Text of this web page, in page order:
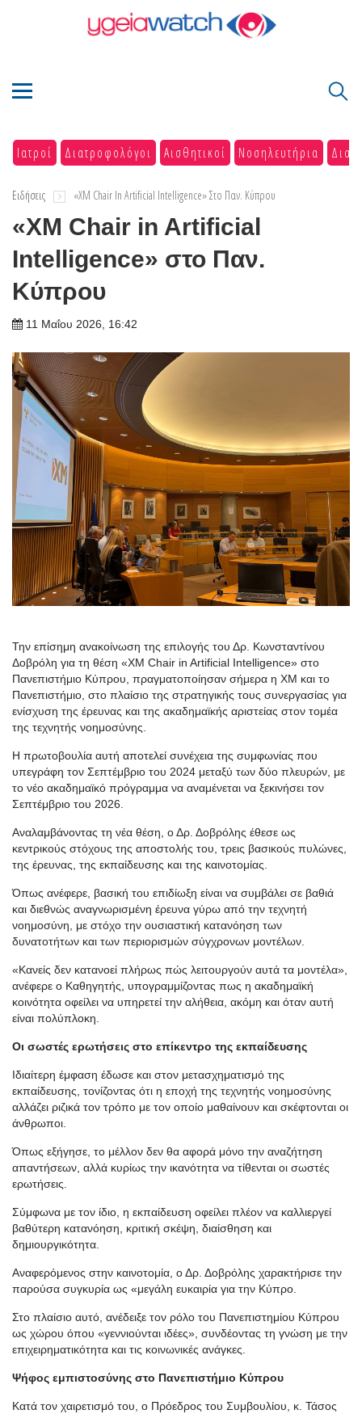
Ιατροί Διατροφολόγοι Αισθητικοί Νοσηλευτήρια
Ειδήσεις «XM Chair In Artificial Intelligence» Στο Παν. Κύπρου
«XM Chair in Artificial
Intelligence» στο Παν.
Κύπρου
11 Μαΐου 2026, 16:42
Την επίσημη ανακοίνωση της επιλογής του Δρ. Κωνσταντίνου
Δοβρόλη για τη θέση «XM Chair in Artificial Intelligence» στο
Πανεπιστήμιο Κύπρου, πραγματοποίησαν σήμερα η XM και το
Πανεπιστήμιο, στο πλαίσιο της στρατηγικής τους συνεργασίας για
ενίσχυση της έρευνας και της ακαδημαϊκής αριστείας στον τομέα
της τεχνητής νοημοσύνης.
Η πρωτοβουλία αυτή αποτελεί συνέχεια της συμφωνίας που
υπεγράφη τον Σεπτέμβριο του 2024 μεταξύ των δύο πλευρών, με
το νέο ακαδημαϊκό πρόγραμμα να αναμένεται να ξεκινήσει τον
Σεπτέμβριο του 2026.
Αναλαμβάνοντας τη νέα θέση, ο Δρ. Δοβρόλης έθεσε ως
κεντρικούς στόχους της αποστολής του, τρεις βασικούς πυλώνες,
της έρευνας, της εκπαίδευσης και της καινοτομίας.
Όπως ανέφερε, βασική του επιδίωξη είναι να συμβάλει σε βαθιά
και διεθνώς αναγνωρισμένη έρευνα γύρω από την τεχνητή
νοημοσύνη, με στόχο την ουσιαστική κατανόηση των
δυνατοτήτων και των περιορισμών σύγχρονων μοντέλων.
«Κανείς δεν κατανοεί πλήρως πώς λειτουργούν αυτά τα μοντέλα»,
ανέφερε ο Καθηγητής, υπογραμμίζοντας πως η ακαδημαϊκή
κοινότητα οφείλει να υπηρετεί την αλήθεια, ακόμη και όταν αυτή
είναι πολύπλοκη.
Οι σωστές ερωτήσεις στο επίκεντρο της εκπαίδευσης
Ιδιαίτερη έμφαση έδωσε και στον μετασχηματισμό της
εκπαίδευσης, τονίζοντας ότι η εποχή της τεχνητής νοημοσύνης
αλλάζει ριζικά τον τρόπο με τον οποίο μαθαίνουν και σκέφτονται οι
άνθρωποι.
Όπως εξήγησε, το μέλλον δεν θα αφορά μόνο την αναζήτηση
απαντήσεων, αλλά κυρίως την ικανότητα να τίθενται οι σωστές
ερωτήσεις.
Σύμφωνα με τον ίδιο, η εκπαίδευση οφείλει πλέον να καλλιεργεί
βαθύτερη κατανόηση, κριτική σκέψη, διαίσθηση και
δημιουργικότητα.
Αναφερόμενος στην καινοτομία, ο Δρ. Δοβρόλης χαρακτήρισε την
παρούσα συγκυρία ως «μεγάλη ευκαιρία για την Κύπρο.
Στο πλαίσιο αυτό, ανέδειξε τον ρόλο του Πανεπιστημίου Κύπρου
ως χώρου όπου «γεννιούνται ιδέες», συνδέοντας τη γνώση με την
επιχειρηματικότητα και τις κοινωνικές ανάγκες.
Ψήφος εμπιστοσύνης στο Πανεπιστήμιο Κύπρου
Κατά τον χαιρετισμό του, ο Πρόεδρος του Συμβουλίου, κ. Τάσος